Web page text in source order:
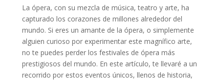
La ópera, con su mezcla de música, teatro y arte, ha
capturado los corazones de millones alrededor del
mundo. Si eres un amante de la ópera, o simplemente
alguien curioso por experimentar este magnífico arte,
no te puedes perder los festivales de ópera más
prestigiosos del mundo. En este artículo, te llevaré a un
recorrido por estos eventos únicos, llenos de historia,